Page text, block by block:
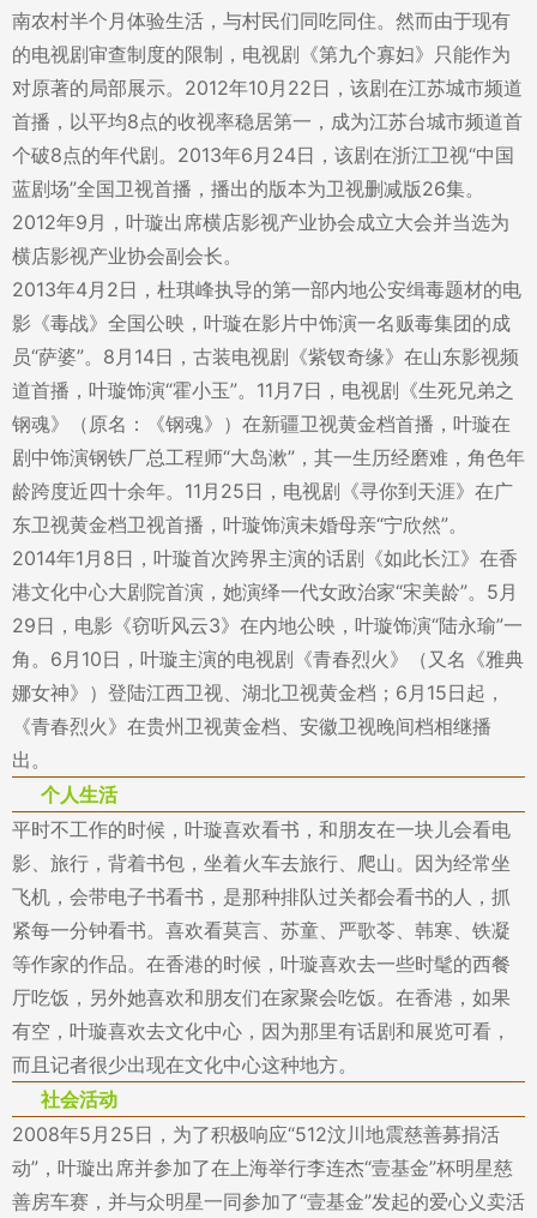
南农村半个月体验生活，与村民们同吃同住。然而由于现有
的电视剧审查制度的限制，电视剧《第九个寡妇》只能作为
对原著的局部展示。2012年10月22日，该剧在江苏城市频道
首播，以平均8点的收视率稳居第一，成为江苏台城市频道首
个破8点的年代剧。2013年6月24日，该剧在浙江卫视“中国
蓝剧场”全国卫视首播，播出的版本为卫视删减版26集。
2012年9月，叶璇出席横店影视产业协会成立大会并当选为
横店影视产业协会副会长。
2013年4月2日，杜琪峰执导的第一部内地公安缉毒题材的电
影《毒战》全国公映，叶璇在影片中饰演一名贩毒集团的成
员“萨婆”。8月14日，古装电视剧《紫钗奇缘》在山东影视频
道首播，叶璇饰演“霍小玉”。11月7日，电视剧《生死兄弟之
钢魂》（原名：《钢魂》）在新疆卫视黄金档首播，叶璇在
剧中饰演钢铁厂总工程师“大岛漱”，其一生历经磨难，角色年
龄跨度近四十余年。11月25日，电视剧《寻你到天涯》在广
东卫视黄金档卫视首播，叶璇饰演未婚母亲“宁欣然”。
2014年1月8日，叶璇首次跨界主演的话剧《如此长江》在香
港文化中心大剧院首演，她演绎一代女政治家“宋美龄”。5月
29日，电影《窃听风云3》在内地公映，叶璇饰演“陆永瑜”一
角。6月10日，叶璇主演的电视剧《青春烈火》（又名《雅典
娜女神》）登陆江西卫视、湖北卫视黄金档；6月15日起，
《青春烈火》在贵州卫视黄金档、安徽卫视晚间档相继播
出。
个人生活
平时不工作的时候，叶璇喜欢看书，和朋友在一块儿会看电
影、旅行，背着书包，坐着火车去旅行、爬山。因为经常坐
飞机，会带电子书看书，是那种排队过关都会看书的人，抓
紧每一分钟看书。喜欢看莫言、苏童、严歌苓、韩寒、铁凝
等作家的作品。在香港的时候，叶璇喜欢去一些时髦的西餐
厅吃饭，另外她喜欢和朋友们在家聚会吃饭。在香港，如果
有空，叶璇喜欢去文化中心，因为那里有话剧和展览可看，
而且记者很少出现在文化中心这种地方。
社会活动
2008年5月25日，为了积极响应“512汶川地震慈善募捐活
动”，叶璇出席并参加了在上海举行李连杰“壹基金”杯明星慈
善房车赛，并与众明星一同参加了“壹基金”发起的爱心义卖活